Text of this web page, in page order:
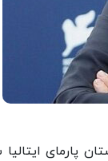
پارمای ایتالیا